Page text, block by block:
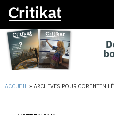
ACCUEIL » ARCHIVES POUR CORENTIN LÊ